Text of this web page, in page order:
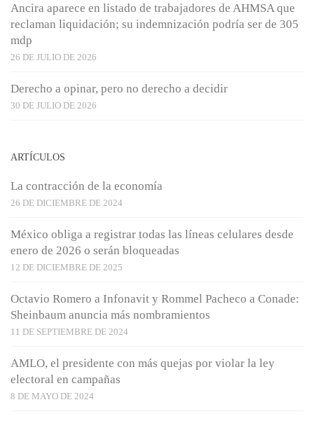
Ancira aparece en listado de trabajadores de AHMSA que
reclaman liquidación; su indemnización podría ser de 305
mdp
26 DE JULIO DE 2026
Derecho a opinar, pero no derecho a decidir
30 DE JULIO DE 2026
ARTÍCULOS
La contracción de la economía
26 DE DICIEMBRE DE 2024
México obliga a registrar todas las líneas celulares desde
enero de 2026 o serán bloqueadas
12 DE DICIEMBRE DE 2025
Octavio Romero a Infonavit y Rommel Pacheco a Conade:
Sheinbaum anuncia más nombramientos
11 DE SEPTIEMBRE DE 2024
AMLO, el presidente con más quejas por violar la ley
electoral en campañas
8 DE MAYO DE 2024